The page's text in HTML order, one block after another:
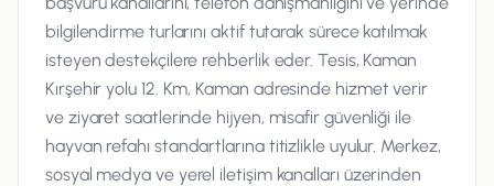
bilgilendirme turlarını aktif tutarak sürece katılmak
isteyen destekçilere rehberlik eder. Tesis, Kaman
Kırşehir yolu 12. Km, Kaman adresinde hizmet verir
ve ziyaret saatlerinde hijyen, misafir güvenliği ile
hayvan refahı standartlarına titizlikle uyulur. Merkez,
sosyal medya ve yerel iletişim kanalları üzerinden